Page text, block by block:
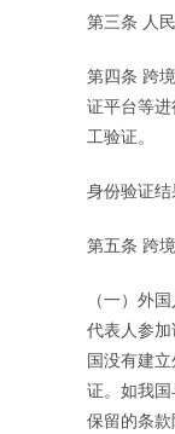
第三条 人
第四条 跨
证平台等
工验证。
身份验证结
第五条 跨
（一）外
代表人参
国没有建
证。如我
保留的条款